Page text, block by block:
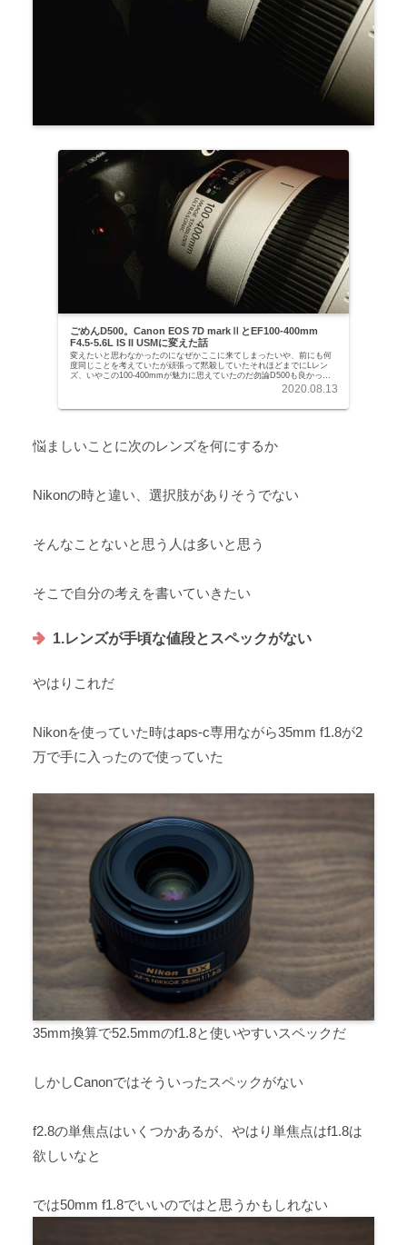
ごめんD500。Canon EOS 7D markⅡとEF100-400mm
F4.5-5.6L IS II USMに変えた話
変えたいと思わなかったのになぜかここに来てしまったいや、前にも何
度同じことを考えていたが頑張って黙殺していたそれほどまでにLレン
ズ、いやこの100-400mmが魅力に思えていたのだ勿論D500も良かった
2020.08.13
悩ましいことに次のレンズを何にするか
Nikonの時と違い、選択肢がありそうでない
そんなことないと思う人は多いと思う
そこで自分の考えを書いていきたい
1.レンズが手頃な値段とスペックがない
やはりこれだ
Nikonを使っていた時はaps-c専用ながら35mm f1.8が2
万で手に入ったので使っていた
35mm換算で52.5mmのf1.8と使いやすいスペックだ
しかしCanonではそういったスペックがない
f2.8の単焦点はいくつかあるが、やはり単焦点はf1.8は
欲しいなと
では50mm f1.8でいいのではと思うかもしれない